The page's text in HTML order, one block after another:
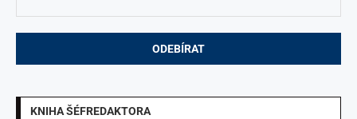
KNIHA ŠÉFREDAKTORA